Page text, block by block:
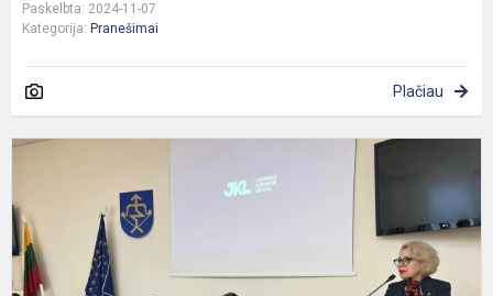
Paskelbta: 2024-11-07
Kategorija: Pranešimai
Plačiau